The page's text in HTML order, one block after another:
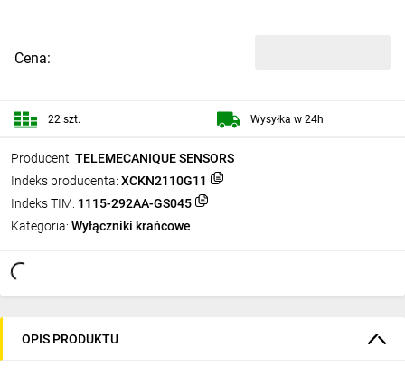
Producent: TELEMECANIQUE SENSORS
Indeks producenta: XCKN2110G11
Indeks TIM: 1115-292AA-GS045
Kategoria: Wyłączniki krańcowe
Cena:
22 szt. Wysyłka w 24h
OPIS PRODUKTU